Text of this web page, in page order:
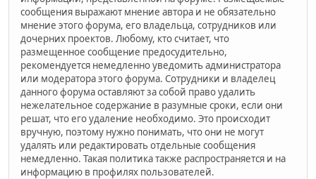
сообщения выражают мнение автора и не обязательно
мнение этого форума, его владельца, сотрудников или
дочерних проектов. Любому, кто считает, что
размещенное сообщение предосудительно,
рекомендуется немедленно уведомить администратора
или модератора этого форума. Сотрудники и владелец
данного форума оставляют за собой право удалить
нежелательное содержание в разумные сроки, если они
решат, что его удаление необходимо. Это происходит
вручную, поэтому нужно понимать, что они не могут
удалять или редактировать отдельные сообщения
немедленно. Такая политика также распространяется и на
информацию в профилях пользователей.